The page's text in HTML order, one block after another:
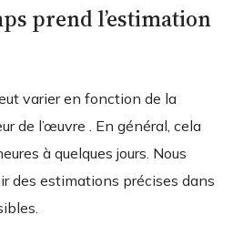
prend l’estimation
varier en fonction de la
de l’œuvre . En général, cela
à quelques jours. Nous
des estimations précises dans